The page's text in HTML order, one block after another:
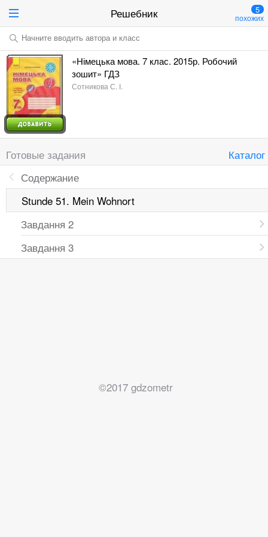
Решебник 5
похожих
Начните вводить автора и класс
«Німецька мова. 7 клас. 2015р. Робочий
зошит» ГДЗ
Сотникова С. І.
Готовые задания
Каталог
Содержание
Stunde 51. Mein Wohnort
Завдання 2
Завдання 3
©2017 gdzometr